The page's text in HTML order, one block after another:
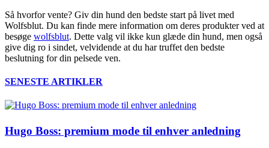
Så hvorfor vente? Giv din hund den bedste start på livet med
Wolfsblut. Du kan finde mere information om deres produkter ved at
besøge wolfsblut. Dette valg vil ikke kun glæde din hund, men også
give dig ro i sindet, velvidende at du har truffet den bedste
beslutning for din pelsede ven.
SENESTE ARTIKLER
Hugo Boss: premium mode til enhver anledning